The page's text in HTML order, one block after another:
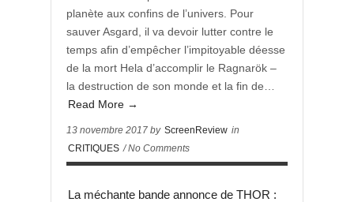
planète aux confins de l’univers. Pour
sauver Asgard, il va devoir lutter contre le
temps afin d’empêcher l’impitoyable déesse
de la mort Hela d’accomplir le Ragnarök –
la destruction de son monde et la fin de…
Read More →
13 novembre 2017 by ScreenReview in
CRITIQUES / No Comments
La méchante bande annonce de THOR :